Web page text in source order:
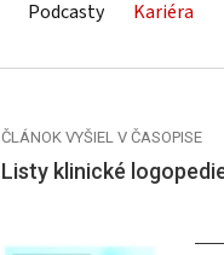
Podcasty Kariéra
ČLÁNOK VYŠIEL V ČASOPISE
Listy klinické